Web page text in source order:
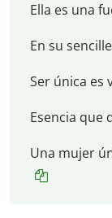
Ella es una
En su
Ser única es
Esencia que
Una mujer